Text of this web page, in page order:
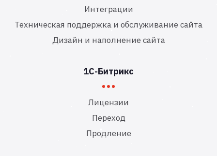
Интеграции
Техническая поддержка и обслуживание сайта
Дизайн и наполнение сайта
1С-Битрикс
Лицензии
Переход
Продление